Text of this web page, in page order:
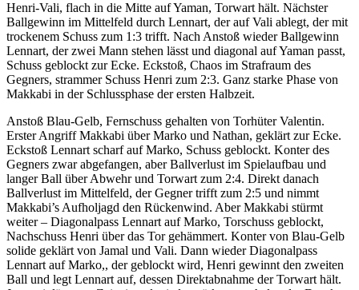
Henri-Vali, flach in die Mitte auf Yaman, Torwart hält. Nächster
Ballgewinn im Mittelfeld durch Lennart, der auf Vali ablegt, der mit
trockenem Schuss zum 1:3 trifft. Nach Anstoß wieder Ballgewinn
Lennart, der zwei Mann stehen lässt und diagonal auf Yaman passt,
Schuss geblockt zur Ecke. Eckstoß, Chaos im Strafraum des
Gegners, strammer Schuss Henri zum 2:3. Ganz starke Phase von
Makkabi in der Schlussphase der ersten Halbzeit.
Anstoß Blau-Gelb, Fernschuss gehalten von Torhüter Valentin.
Erster Angriff Makkabi über Marko und Nathan, geklärt zur Ecke.
Eckstoß Lennart scharf auf Marko, Schuss geblockt. Konter des
Gegners zwar abgefangen, aber Ballverlust im Spielaufbau und
langer Ball über Abwehr und Torwart zum 2:4. Direkt danach
Ballverlust im Mittelfeld, der Gegner trifft zum 2:5 und nimmt
Makkabi’s Aufholjagd den Rückenwind. Aber Makkabi stürmt
weiter – Diagonalpass Lennart auf Marko, Torschuss geblockt,
Nachschuss Henri über das Tor gehämmert. Konter von Blau-Gelb
solide geklärt von Jamal und Vali. Dann wieder Diagonalpass
Lennart auf Marko,, der geblockt wird, Henri gewinnt den zweiten
Ball und legt Lennart auf, dessen Direktabnahme der Torwart hält.